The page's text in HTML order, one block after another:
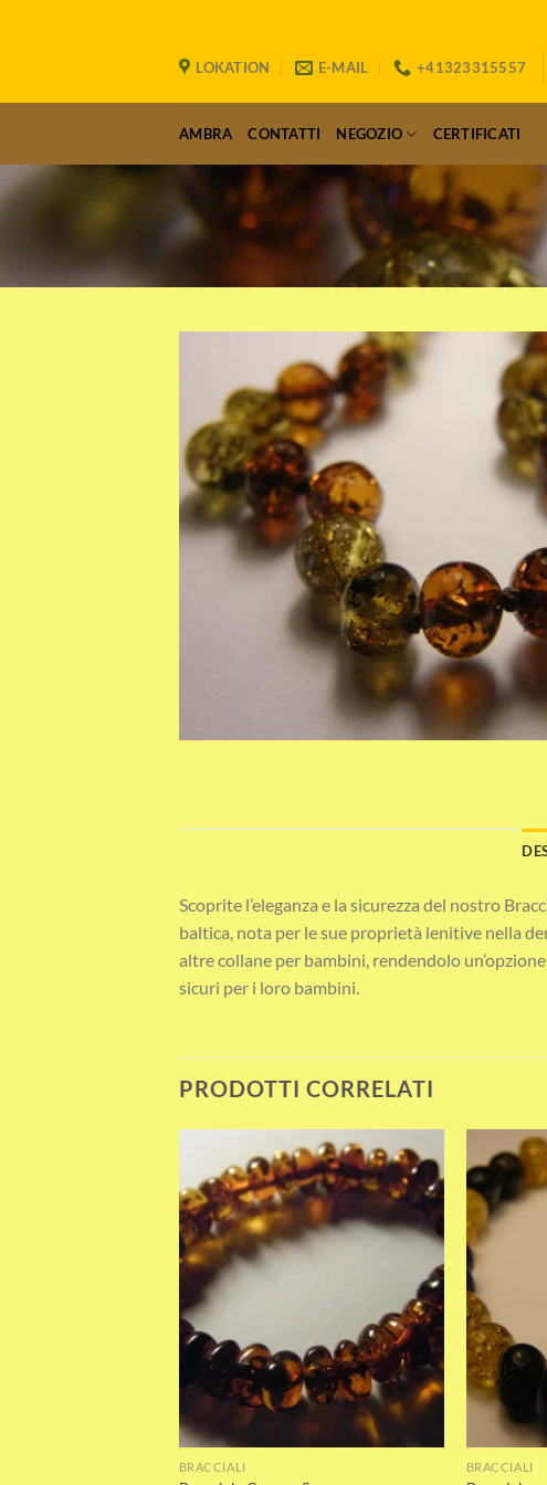
LOKATION E-MAIL +41323315557
AMBRA CONTATTI NEGOZIO CERTIFICATI
Scoprite l’eleganza e la sicurezza del nostro
baltica, nota per le sue proprietà lenitive nella
altre collane per bambini, rendendolo
sicuri per i loro bambini.
PRODOTTI CORRELATI
Add to wishlist
BRACCIALI BRACCIALI